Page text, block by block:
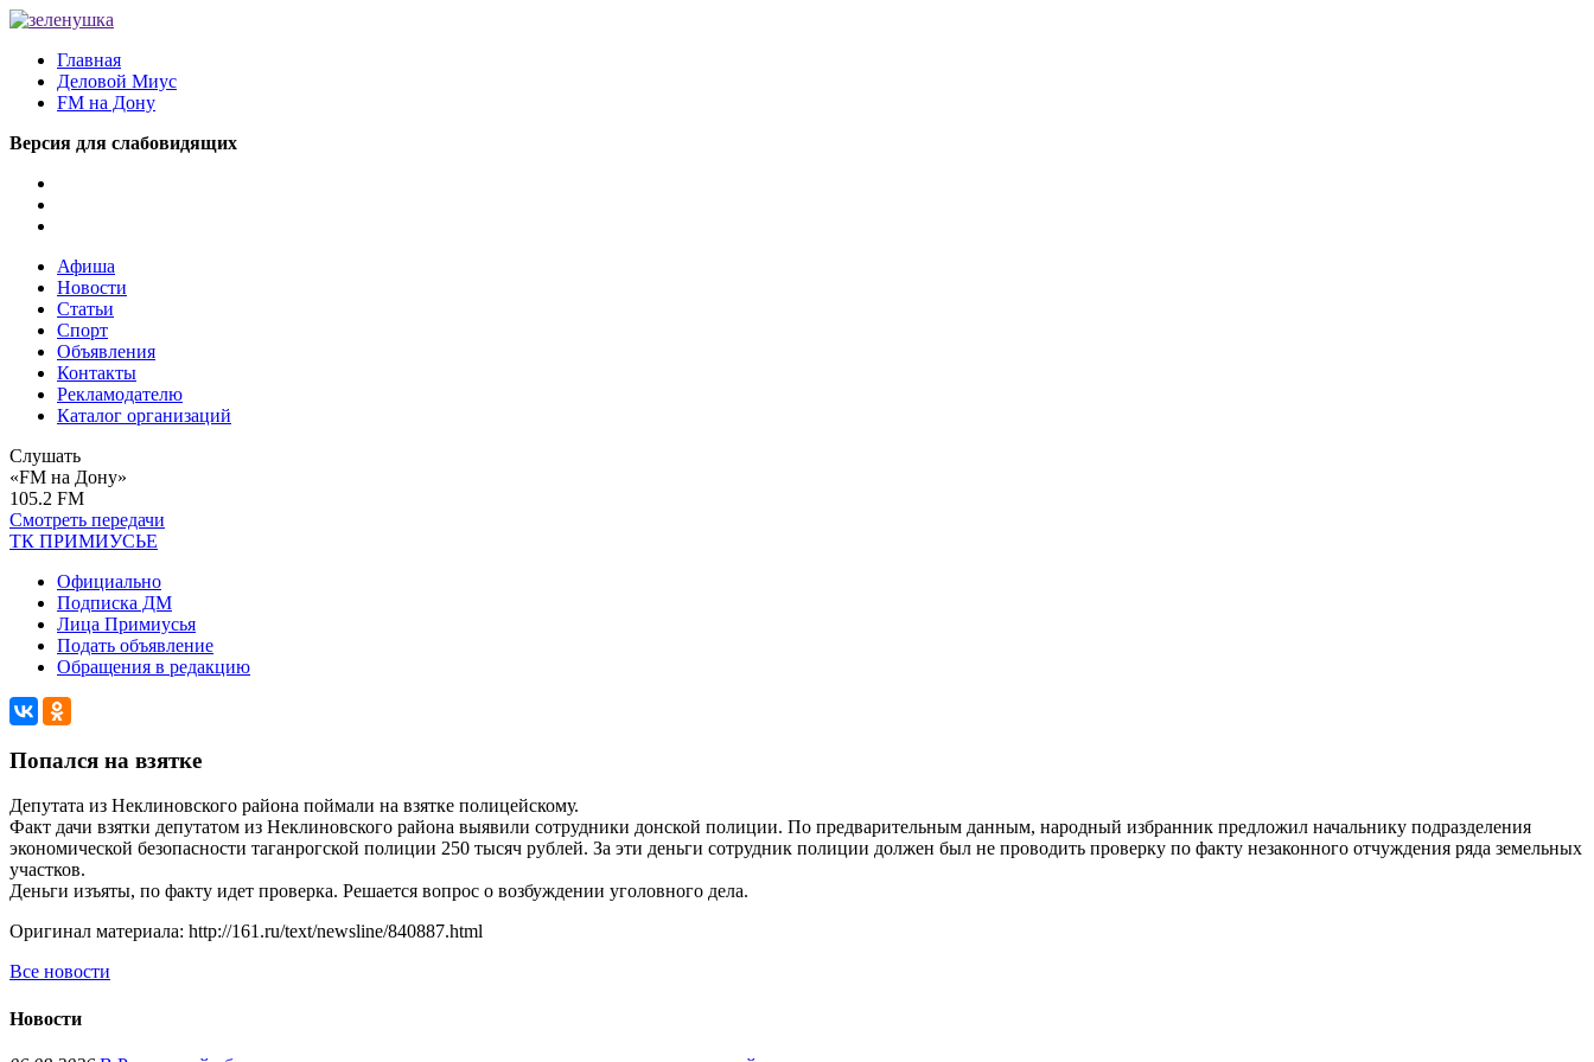
Главная
Деловой Миус
FM на Дону
Версия для слабовидящих
Афиша
Новости
Статьи
Спорт
Объявления
Контакты
Рекламодателю
Каталог организаций
Слушать
«FM на Дону»
105.2 FM
Смотреть передачи
ТК ПРИМИУСЬЕ
Официально
Подписка ДМ
Лица Примиусья
Подать объявление
Обращения в редакцию
Попался на взятке
Депутата из Неклиновского района поймали на взятке полицейскому.
Факт дачи взятки депутатом из Неклиновского района выявили сотрудники донской полиции. По предварительным данным, народный избранник предложил начальнику подразделения
экономической безопасности таганрогской полиции 250 тысяч рублей. За эти деньги сотрудник полиции должен был не проводить проверку по факту незаконного отчуждения ряда земельных
участков.
Деньги изъяты, по факту идет проверка. Решается вопрос о возбуждении уголовного дела.
Оригинал материала: http://161.ru/text/newsline/840887.html
Все новости
Новости